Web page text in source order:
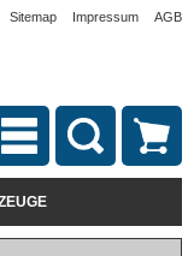
Sitemap Impressum AGB